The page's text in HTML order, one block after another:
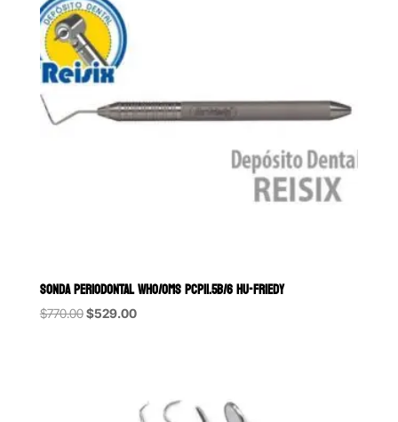
SONDA PERIODONTAL WHO/OMS PCP11.5B/6 HU-FRIEDY
$770.00Original
$529.00Current